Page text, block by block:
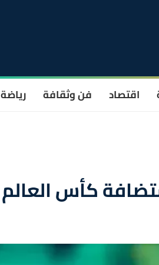
اقتصاد فن وثقافة رياضة
كأس العالم 2034